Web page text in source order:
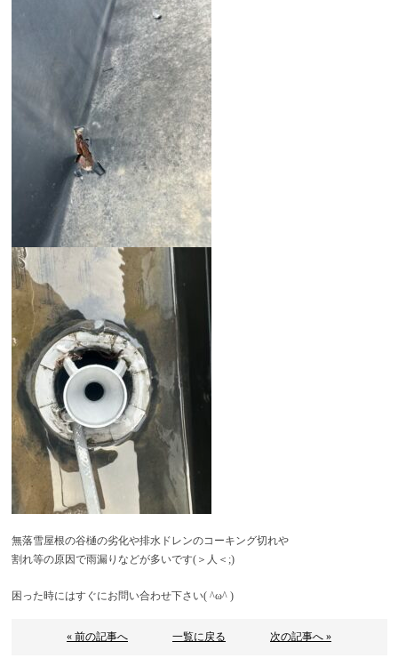
無落雪屋根の谷樋の劣化や排水ドレンのコーキング切れや
割れ等の原因で雨漏りなどが多いです(＞人＜;)
困った時にはすぐにお問い合わせ下さい( ^ω^ )
« 前の記事へ 一覧に戻る 次の記事へ »